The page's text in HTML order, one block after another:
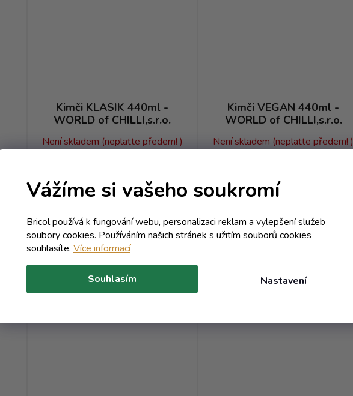
Vážíme si vašeho soukromí
Bricol používá k fungování webu, personalizaci reklam a vylepšení služeb
soubory cookies. Používáním našich stránek s užitím souborů cookies
souhlasíte. Více informací
Nastavení
Souhlasím
Kimči KLASIK 440ml -
WORLD of CHILLI,s.r.o.
Není skladem (neplaťte předem! )
DO KOŠÍKU
Kimči VEGAN 440ml -
WORLD of CHILLI,s.r.o.
Není skladem (neplaťte předem! )
DO KOŠÍKU